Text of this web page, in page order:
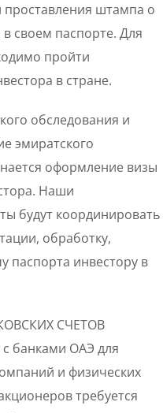
проставления штампа о
своем паспорте. Для
пройти
в стране.
обследования и
эмиратского
оформление визы
Наши
будут координировать
обработку,
паспорта инвестору в
СЧЕТОВ
банками ОАЭ для
и физических
требуется